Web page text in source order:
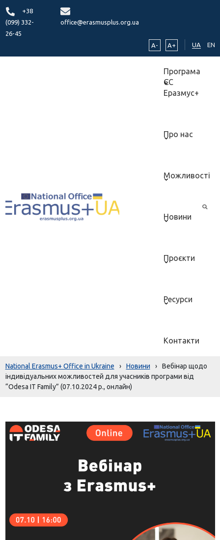
+38
(099) 332-
26-45
office@erasmusplus.org.ua
A- A+ UA EN
Програма
ЄС
Еразмус+
Про нас
Можливості
Новини
Проєкти
Ресурси
Контакти
National Erasmus+ Office in Ukraine › Новини ›
Вебінар щодо
індивідуальних можливостей для учасників програми від
“Odesa IT Family” (07.10.2024 р., онлайн)